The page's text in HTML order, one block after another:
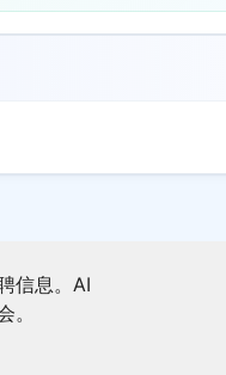
信息。AI
。